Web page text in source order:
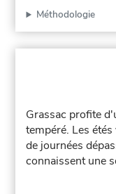
Méthodologie
Grassac profite
tempéré. Les
de journées
connaissent une